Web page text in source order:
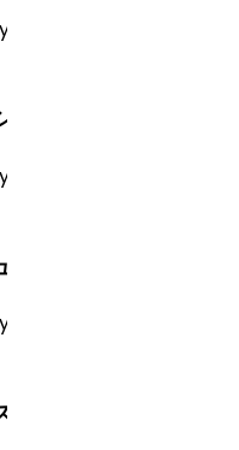
ルトース鉄
スタット一水和物（A